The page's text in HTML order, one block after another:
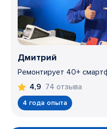
Дмитрий
Ремонтирует 40+
4,9 74 отзыва
4 года опыта